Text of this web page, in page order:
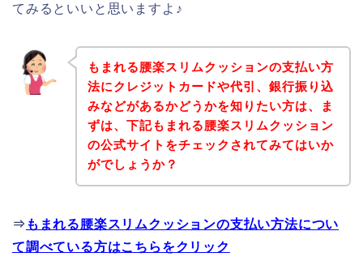
てみるといいと思いますよ♪
もまれる腰楽スリムクッションの支払い方
法にクレジットカードや代引、銀行振り込
みなどがあるかどうかを知りたい方は、ま
ずは、下記もまれる腰楽スリムクッション
の公式サイトをチェックされてみてはいか
がでしょうか？
⇒ もまれる腰楽スリムクッションの支払い方法につい
て調べている方はこちらをクリック